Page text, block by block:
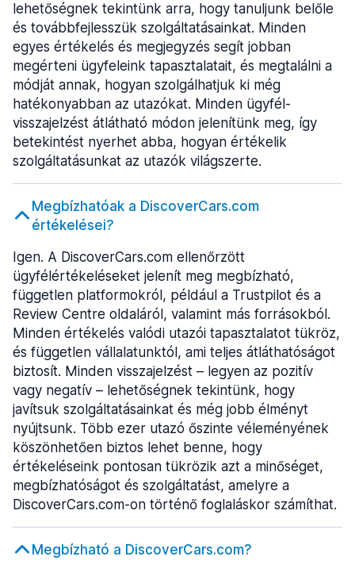
lehetőségnek tekintünk arra, hogy tanuljunk belőle
és továbbfejlesszük szolgáltatásainkat. Minden
egyes értékelés és megjegyzés segít jobban
megérteni ügyfeleink tapasztalatait, és megtalálni a
módját annak, hogyan szolgálhatjuk ki még
hatékonyabban az utazókat. Minden ügyfél-
visszajelzést átlátható módon jelenítünk meg, így
betekintést nyerhet abba, hogyan értékelik
szolgáltatásunkat az utazók világszerte.
Megbízhatóak a DiscoverCars.com
értékelései?
Igen. A DiscoverCars.com ellenőrzött
ügyfélértékeléseket jelenít meg megbízható,
független platformokról, például a Trustpilot és a
Review Centre oldaláról, valamint más forrásokból.
Minden értékelés valódi utazói tapasztalatot tükröz,
és független vállalatunktól, ami teljes átláthatóságot
biztosít. Minden visszajelzést – legyen az pozitív
vagy negatív – lehetőségnek tekintünk, hogy
javítsuk szolgáltatásainkat és még jobb élményt
nyújtsunk. Több ezer utazó őszinte véleményének
köszönhetően biztos lehet benne, hogy
értékeléseink pontosan tükrözik azt a minőséget,
megbízhatóságot és szolgáltatást, amelyre a
DiscoverCars.com-on történő foglaláskor számíthat.
Megbízható a DiscoverCars.com?